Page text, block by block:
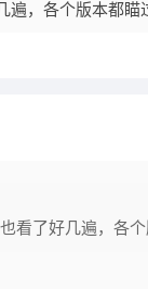
，各个版本都瞄
看了好几遍，各